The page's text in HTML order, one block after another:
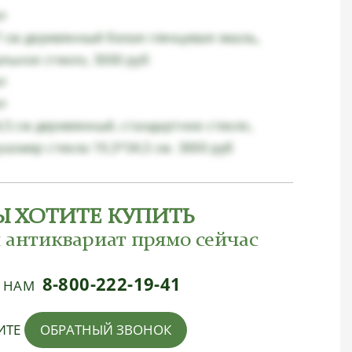
см деревянный белая глянцевая эмаль,
стекло, 3000 руб
см деревянный, стандартное стекло,
стекла 19,3*34,5 см. 3000 руб
ХОТИТЕ КУПИТЬ
прямо сейчас
НАМ 8-800-222-19-41
ОБРАТНЫЙ ЗВОНОК